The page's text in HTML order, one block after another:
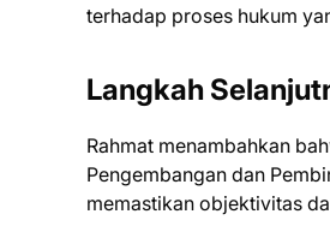
terhadap proses hukum
Langkah
Rahmat menambahkan
Pengembangan dan
memastikan objektivitas